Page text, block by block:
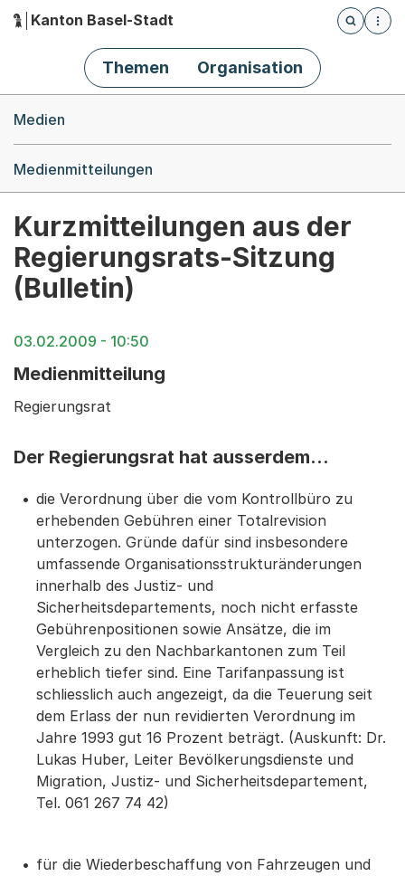
Hauptnavigation
Kanton Basel-Stadt
Öffnet
Themen Organisation
Medien
Medienmitteilungen
Kurzmitteilungen aus der
Regierungsrats-Sitzung
(Bulletin)
03.02.2009 - 10:50
Medienmitteilung
Regierungsrat
Der Regierungsrat hat ausserdem...
die Verordnung über die vom Kontrollbüro zu
erhebenden Gebühren einer Totalrevision
unterzogen. Gründe dafür sind insbesondere
umfassende Organisationsstrukturänderungen
innerhalb des Justiz- und
Sicherheitsdepartements, noch nicht erfasste
Gebührenpositionen sowie Ansätze, die im
Vergleich zu den Nachbarkantonen zum Teil
erheblich tiefer sind. Eine Tarifanpassung ist
schliesslich auch angezeigt, da die Teuerung seit
dem Erlass der nun revidierten Verordnung im
Jahre 1993 gut 16 Prozent beträgt. (Auskunft: Dr.
Lukas Huber, Leiter Bevölkerungsdienste und
Migration, Justiz- und Sicherheitsdepartement,
Tel. 061 267 74 42)
für die Wiederbeschaffung von Fahrzeugen und